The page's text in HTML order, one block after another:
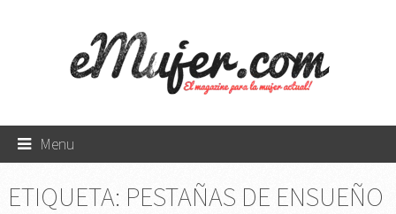
Menu
ETIQUETA: PESTAÑAS DE ENSUEÑO